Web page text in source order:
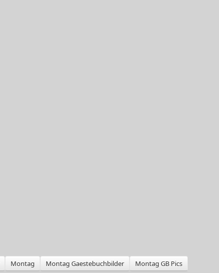
Montag Montag Gaestebuchbilder
Montag GB Pics